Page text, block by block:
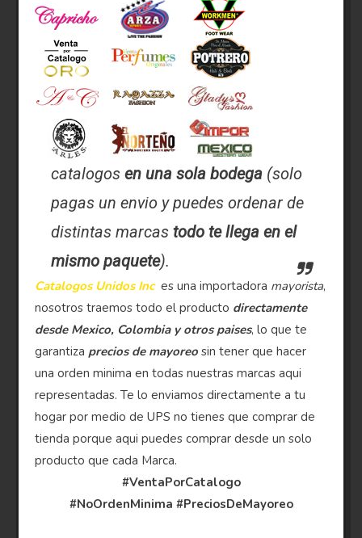
catalogosen una sola bodega (solo
pagas un envio y puedes ordenar de
distintas marcas todo te llega en el
mismo paquete).
Catalogos Unidos Inc es una importadora mayorista,
nosotros traemos todo el producto directamente
desde Mexico, Colombia y otros paises, lo que te
garantiza precios de mayoreo sin tener que hacer
una orden minima en todas nuestras marcas aqui
representadas. Te lo enviamos directamente a tu
hogar por medio de UPS no tienes que comprar de
tienda porque aqui puedes comprar desde un solo
producto que cada Marca.
#VentaPorCatalogo
#NoOrdenMinima #PreciosDeMayoreo